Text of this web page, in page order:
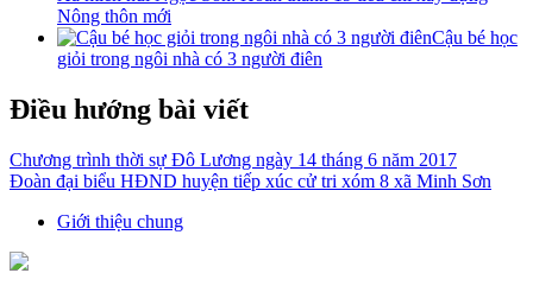
Nông thôn mới
Cậu bé học
giỏi trong ngôi nhà có 3 người điên
Điều hướng bài viết
Chương trình thời sự Đô Lương ngày 14 tháng 6 năm 2017
Đoàn đại biểu HĐND huyện tiếp xúc cử tri xóm 8 xã Minh Sơn
Giới thiệu chung